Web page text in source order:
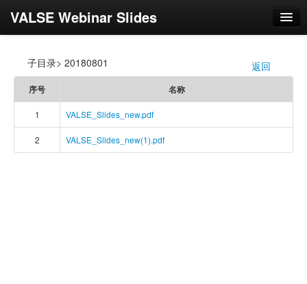
VALSE Webinar Slides
/
子目录> 20180801 返回
序号 名称
1 VALSE_Slides_new.pdf
2 VALSE_Slides_new(1).pdf